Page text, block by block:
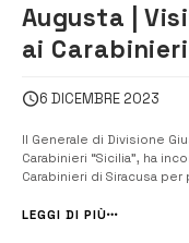
Augusta |
ai
6 DICEMBRE 2023
Il Generale di Divisione
Carabinieri “Sicilia”, ha
Carabinieri di Siracusa
l’Alto Ufficiale, il
LEGGI DI PIÙ